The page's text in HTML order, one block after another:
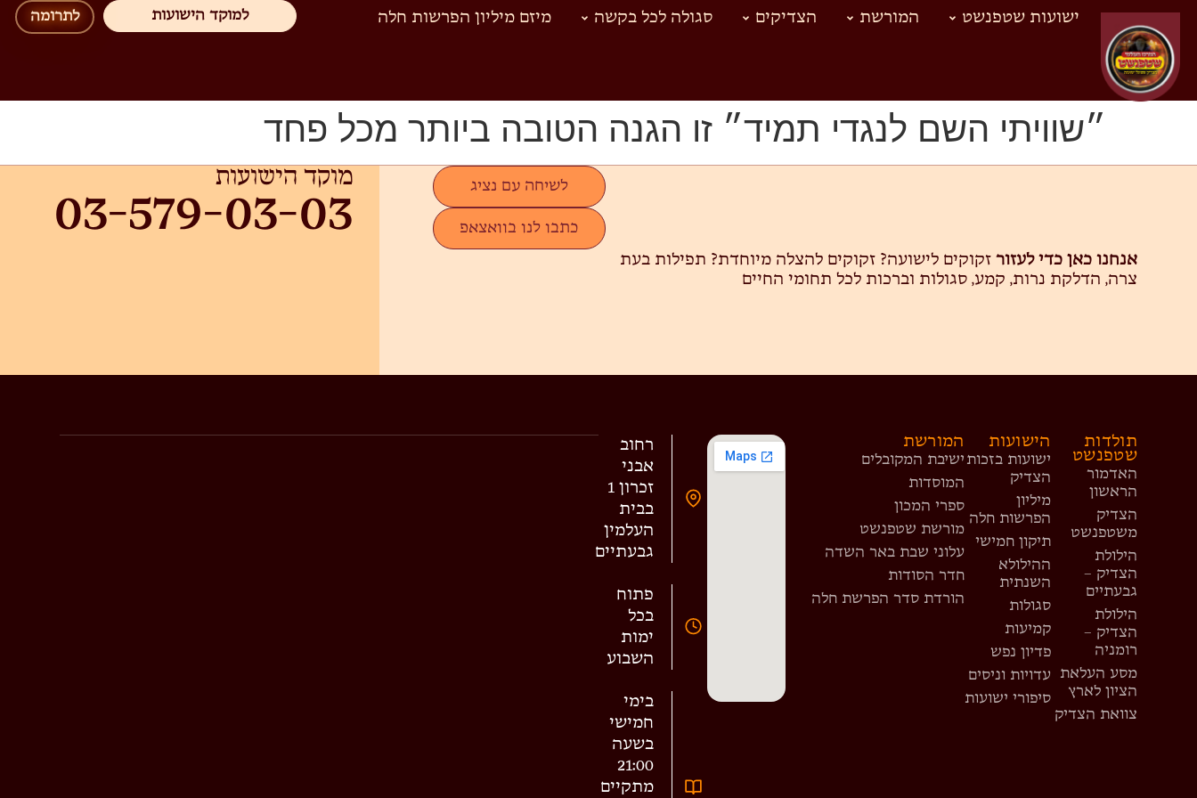
ישועות שטפנשט המורשת הצדיקים סגולה לכל בקשה מיזם מיליון הפרשות חלה למוקד הישועות לתרומה
״שוויתי השם לנגדי תמיד״ זו הגנה הטובה ביותר מכל פחד
אנחנו כאן כדי לעזורזקוקים לישועה? זקוקים להצלה מיוחדת? תפילות בעת
צרה, הדלקת נרות, קמע, סגולות וברכות לכל תחומי החיים
לשיחה עם נציג
כתבו לנו בוואצאפ
מוקד הישועות
03-579-03-03
תולדות
שטפנשט
האדמור
הראשון
הצדיק
משטפנשט
הילולת
הצדיק –
גבעתיים
הילולת
הצדיק –
רומניה
מסע העלאת
הציון לארץ
צוואת הצדיק
הישועות
ישועות בזכות
הצדיק
מיליון
הפרשות חלה
תיקון חמישי
ההילולא
השנתית
סגולות
קמיעות
פדיון נפש
עדויות וניסים
סיפורי ישועות
המורשת
ישיבת המקובלים
המוסדות
ספרי המכון
מורשת שטפנשט
עלוני שבת באר השדה
חדר הסודות
הורדת סדר הפרשת חלה
רחוב
אבני
זכרון 1
בבית
העלמין
גבעתיים
פתוח
בכל
ימות
השבוע
בימי
חמישי
בשעה
21:00
מתקיים